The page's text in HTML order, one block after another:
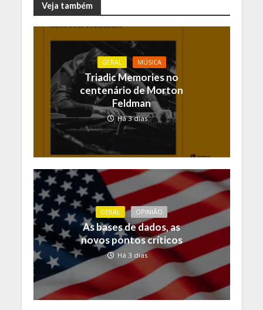
Veja também
GERAL MÚSICA
Triadic Memories no
centenário de Morton
Feldman
Há 3 dias
GERAL OPINIÃO
As bases de dados, as
novos pontos críticos
Há 3 dias